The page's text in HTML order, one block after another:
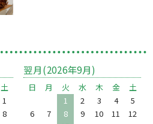
土
1
8
翌月(2026年9月)
日 月 火 水 木 金
土
1
2 3 4
5
6
7 8 9 10 11
12